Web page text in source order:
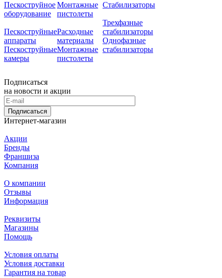
Пескоструйное
оборудование
Пескоструйные
аппараты
Пескоструйные
камеры
Монтажные
пистолеты
Расходные
материалы
Монтажные
пистолеты
Стабилизаторы
Трехфазные
стабилизаторы
Однофазные
стабилизаторы
Подписаться
на новости и акции
Подписаться
Интернет-магазин
Акции
Бренды
Франшиза
Компания
О компании
Отзывы
Информация
Реквизиты
Магазины
Помощь
Условия оплаты
Условия доставки
Гарантия на товар